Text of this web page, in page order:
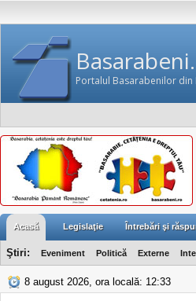
Portalul Basarabenilor din
Acasă Legislaţie Întrebări şi
Ştiri: Eveniment Politică Externe
8 august 2026, ora locală: 12:33